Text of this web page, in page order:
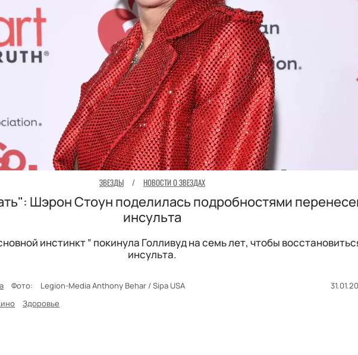
ЗВЕЗДЫ / НОВОСТИ О ЗВЕЗДАХ
Шэрон Стоун поделилась подробностями
инсульта
инстинкт ” покинула Голливуд на семь лет, чтобы
инсульта.
Фото: Legion-Media Anthony Behar / Sipa USA
Здоровье